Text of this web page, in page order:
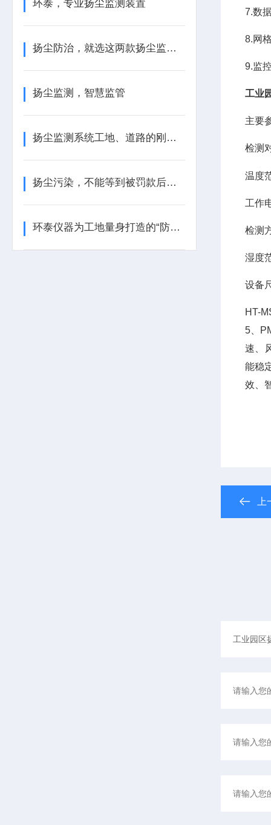
环泰，专业扬尘监测装置
扬尘防治，就选这两款扬尘监测装置
扬尘监测，智慧监管
扬尘监测系统工地、道路的刚需设备
扬尘污染，不能等到被罚款后才后悔
环泰仪器为工地量身打造的“防尘金盾”
7.数
8.网
9.监
工业
主要
检测
温度
工作
检测
湿度
设备
HT-
5、
速、
能稳
效、